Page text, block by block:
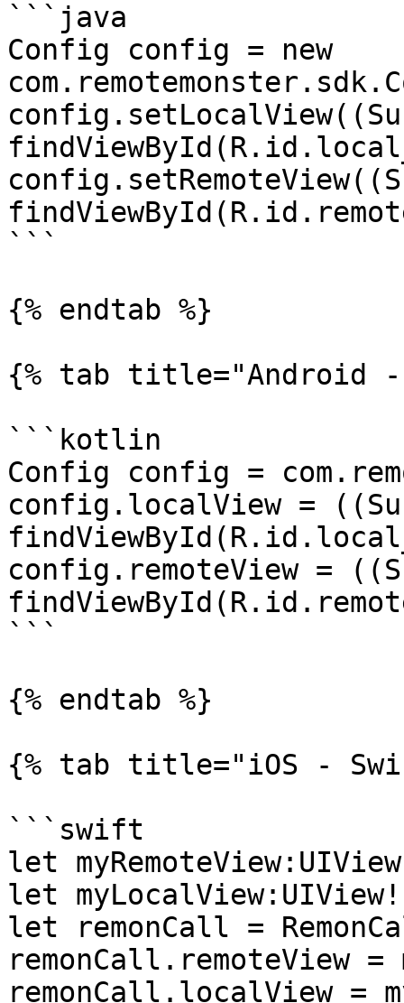
```java
Config config = new
```
{% endtab %}
{% tab title="Android
```kotlin
Config config =
config.localView =
config.remoteView =
```
{% endtab %}
{% tab title="iOS -
```swift
let
let
let remonCall =
remonCall.remoteView =
remonCall.localView =